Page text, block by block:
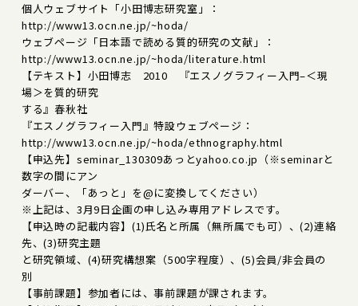
個人ウェブサイト「小田博志研究室」：
http://www13.ocn.ne.jp/~hoda/
ウェブページ「日本語で読める質的研究の文献」：
http://www13.ocn.ne.jp/~hoda/literature.html
【テキスト】小田博志 2010 『エスノグラフィー入門–＜現
場＞を質的研究
する』春秋社
『エスノグラフィー入門』特設ウェブページ：
http://www13.ocn.ne.jp/~hoda/ethnography.html
【申込先】seminar_130309あっとyahoo.co.jp（※seminarと
数字の間にアン
ダーバー、「あっと」を@に変換してください）
※上記は、3月9日企画の申し込み専用アドレスです。
【申込時の記載内容】(1)氏名と所属（無所属でも可）、(2)連絡
先、(3)研究主題
と研究領域、(4)研究構想案（500字程度）、(5)会員/非会員の
別
【事前課題】参加者には、事前課題が課されます。